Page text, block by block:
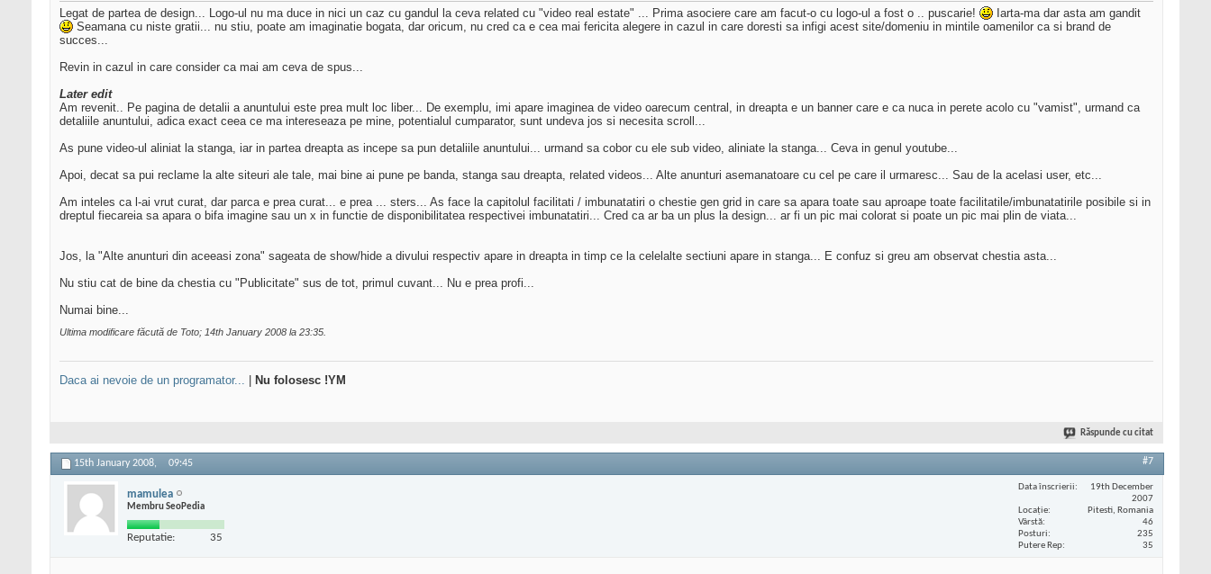
Legat de partea de design... Logo-ul nu ma duce in nici un caz cu gandul la ceva related cu "video real estate" ... Prima asociere care am facut-o cu logo-ul a fost o .. puscarie!
Iarta-ma dar asta am gandit
Seamana cu niste gratii... nu stiu, poate am imaginatie bogata, dar oricum, nu cred ca e cea mai fericita alegere in cazul in care doresti sa infigi acest site/domeniu in mintile oamenilor ca si brand de
succes...
Revin in cazul in care consider ca mai am ceva de spus...
Later edit
Am revenit.. Pe pagina de detalii a anuntului este prea mult loc liber... De exemplu, imi apare imaginea de video oarecum central, in dreapta e un banner care e ca nuca in perete acolo cu "vamist", urmand ca
detaliile anuntului, adica exact ceea ce ma intereseaza pe mine, potentialul cumparator, sunt undeva jos si necesita scroll...
As pune video-ul aliniat la stanga, iar in partea dreapta as incepe sa pun detaliile anuntului... urmand sa cobor cu ele sub video, aliniate la stanga... Ceva in genul youtube...
Apoi, decat sa pui reclame la alte siteuri ale tale, mai bine ai pune pe banda, stanga sau dreapta, related videos... Alte anunturi asemanatoare cu cel pe care il urmaresc... Sau de la acelasi user, etc...
Am inteles ca l-ai vrut curat, dar parca e prea curat... e prea ... sters... As face la capitolul facilitati / imbunatatiri o chestie gen grid in care sa apara toate sau aproape toate facilitatile/imbunatatirile posibile si in
dreptul fiecareia sa apara o bifa imagine sau un x in functie de disponibilitatea respectivei imbunatatiri... Cred ca ar ba un plus la design... ar fi un pic mai colorat si poate un pic mai plin de viata...
Jos, la "Alte anunturi din aceeasi zona" sageata de show/hide a divului respectiv apare in dreapta in timp ce la celelalte sectiuni apare in stanga... E confuz si greu am observat chestia asta...
Nu stiu cat de bine da chestia cu "Publicitate" sus de tot, primul cuvant... Nu e prea profi...
Numai bine...
Ultima modificare făcută de Toto; 14th January 2008 la 23:35
Daca ai nevoie de un programator... Nu folosesc !YM
Răspunde cu citat
15th January 2008, 09:45 #7
mamulea
Membru SeoPedia
Reputatie: 35
Data înscrierii
19th December
2007
Locaţie
Pitesti, Romania
Vârstă
46
Posturi
235
Putere Rep
35